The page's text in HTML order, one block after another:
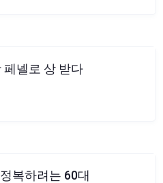
페넬로 상 받다
복하려는 60대